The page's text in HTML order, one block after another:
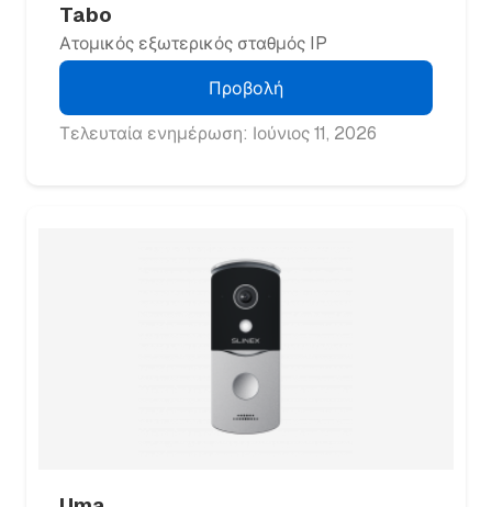
Tabo
Ατομικός εξωτερικός σταθμός IP
Προβολή
Τελευταία ενημέρωση: Ιούνιος 11, 2026